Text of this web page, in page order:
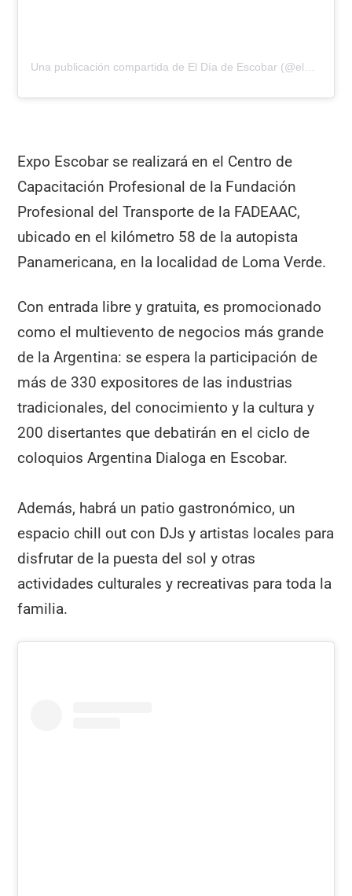
Una publicación compartida de El Día de Escobar (@eldiadeescobar)
Expo Escobar se realizará en el Centro de
Capacitación Profesional de la Fundación
Profesional del Transporte de la FADEAAC,
ubicado en el kilómetro 58 de la autopista
Panamericana, en la localidad de Loma Verde.
Con entrada libre y gratuita, es promocionado
como el multievento de negocios más grande
de la Argentina: se espera la participación de
más de 330 expositores de las industrias
tradicionales, del conocimiento y la cultura y
200 disertantes que debatirán en el ciclo de
coloquios Argentina Dialoga en Escobar.
Además, habrá un patio gastronómico, un
espacio chill out con DJs y artistas locales para
disfrutar de la puesta del sol y otras
actividades culturales y recreativas para toda la
familia.